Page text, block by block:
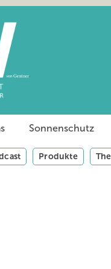
Sonnenschutz
Produkte